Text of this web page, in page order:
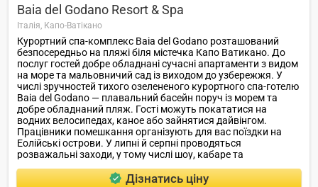
Baia del Godano Resort & Spa
Італія, Капо-Ватікано
Курортний спа-комплекс Baia del Godano розташований
безпосередньо на пляжі біля містечка Капо Ватикано. До
послуг гостей добре обладнані сучасні апартаменти з видом
на море та мальовничий сад із виходом до узбережжя. У
числі зручностей тихого озелененого курортного спа-готелю
Baia del Godano — плавальний басейн поруч із морем та
добре обладнаний пляж. Гості можуть покататися на
водних велосипедах, каное або зайнятися дайвінгом.
Працівники помешкання організують для вас поїздки на
Еолійські острови. У липні й серпні проводяться
розважальні заходи, у тому числі шоу, кабаре та
Дізнатись ціну